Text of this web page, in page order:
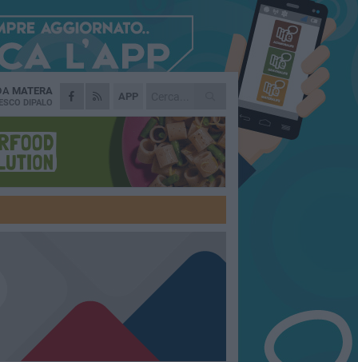
APP
MATERA
DIPALO